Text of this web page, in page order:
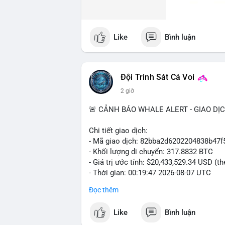
Like Bình luận
Đội Trinh Sát Cá Voi
2 giờ
🚨 CẢNH BÁO WHALE ALERT - GIAO
Chi tiết giao dịch:
- Mã giao dịch:
- Khối lượng di chuyển: 317.8832 BTC
- Giá trị ước tính: $20,433,529.34 USD
- Thời gian: 00:19:47 2026-08-07 UTC
Nhận định phân tích: Giao dịch 317
lượng này, khả năng cao là chuyển lên
Đọc thêm
Like Bình luận